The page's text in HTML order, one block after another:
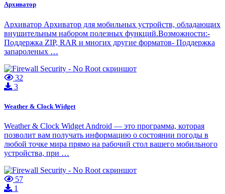
Архиватор
Архиватор Архиватор для мобильных устройств, обладающих
внушительным набором полезных функций.Возможности:-
Поддержка ZIP, RAR и многих другие форматов- Поддержка
запароленых …
32
3
Weather & Clock Widget
Weather & Clock Widget Android — это программа, которая
позволит вам получать информацию о состоянии погоды в
любой точке мира прямо на рабочий стол вашего мобильного
устройства, при …
57
1